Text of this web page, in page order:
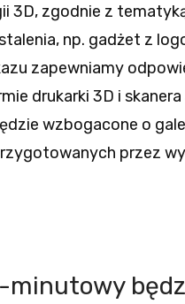
3D, zgodnie z
np. gadżet z
zapewniamy
drukarki 3D i skanera
wzbogacone o
przez
minutowy